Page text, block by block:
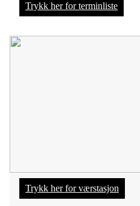
Trykk her for terminliste
Trykk her for værstasjon